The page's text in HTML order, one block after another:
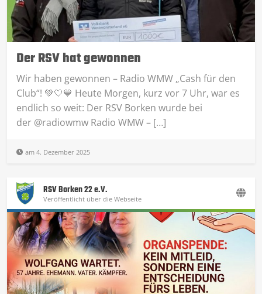
Der RSV hat gewonnen
Wir haben gewonnen – Radio WMW „Cash für den
Club“! 💚🤍💙 Heute Morgen, kurz vor 7 Uhr, war es
endlich so weit: Der RSV Borken wurde bei
der @radiowmw Radio WMW – […]
am 4. Dezember 2025
RSV Borken 22 e.V.
Veröffentlicht über die Webseite